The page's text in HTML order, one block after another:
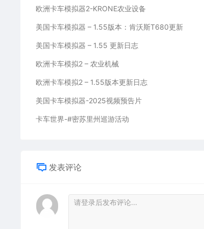
欧洲卡车模拟器2-KRONE农业设备
美国卡车模拟器 – 1.55版本：肯沃斯T680更新
美国卡车模拟器 – 1.55 更新日志
欧洲卡车模拟2 – 农业机械
欧洲卡车模拟2 – 1.55版本更新日志
美国卡车模拟器-2025视频预告片
卡车世界-#密苏里州巡游活动
发表评论